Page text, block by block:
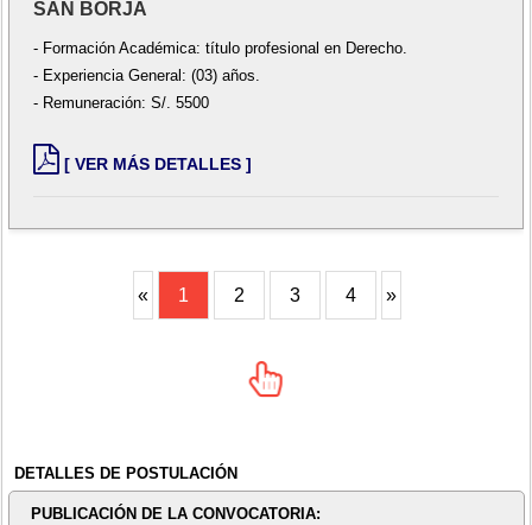
SAN BORJA
- Formación Académica: título profesional en Derecho.
- Experiencia General: (03) años.
- Remuneración: S/. 5500
[ VER MÁS DETALLES ]
« 1 2 3 4 »
DETALLES DE POSTULACIÓN
PUBLICACIÓN DE LA CONVOCATORIA: